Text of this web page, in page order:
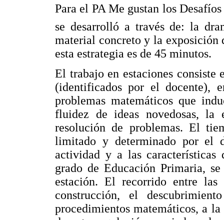
Para el PA Me gustan los
se desarrolló a través de: la
material concreto y la exposición
esta estrategia es de 45 minutos.
El trabajo en estaciones consiste
(identificados por el docente),
problemas matemáticos que
fluidez de ideas novedosas, la
resolución de problemas. El
limitado y determinado por el
actividad y a las
grado de Educación Primaria,
estación. El recorrido entre las
construcción, el
procedimientos matemáticos, a